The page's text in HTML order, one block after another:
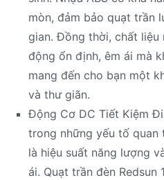
mòn, đảm bảo quạt trần
gian. Đồng thời, chất liệu
động ổn định, êm ái mà
mang đến cho bạn một
và thư giãn.
Động Cơ DC Tiết Kiệm
trong những yếu tố
là hiệu suất năng lượng
ái. Quạt trần đèn